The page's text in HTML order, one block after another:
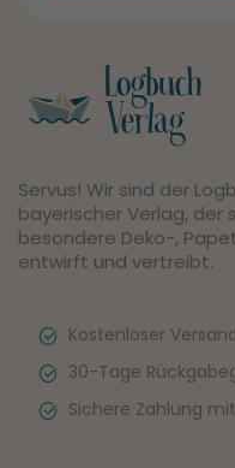
Servus! Wir sind der
bayerischer Verlag, der
besondere Deko-,
entwirft und vertreibt.
Kostenloser
30-Tage
Sichere Zahlung